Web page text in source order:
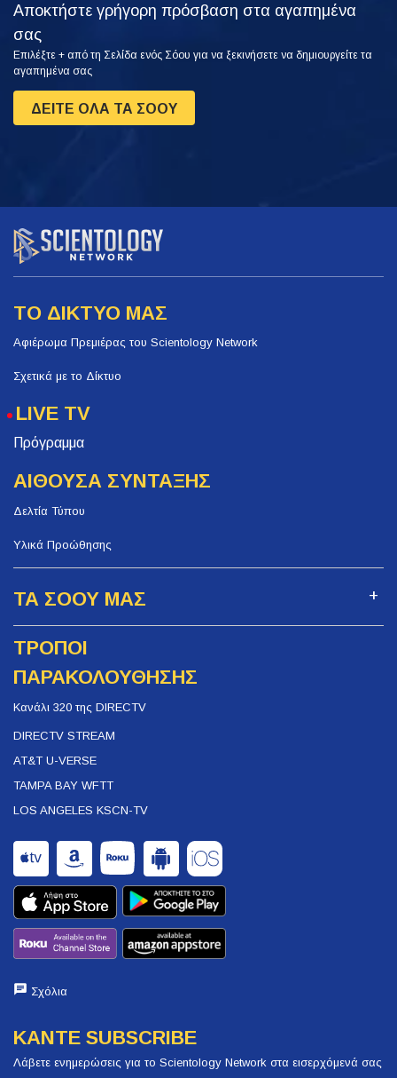
Αποκτήστε γρήγορη πρόσβαση στα αγαπημένα
σας
Επιλέξτε + από τη Σελίδα ενός Σόου για να ξεκινήσετε να δημιουργείτε τα
αγαπημένα σας
ΔΕΙΤΕ ΟΛΑ ΤΑ ΣΟΟΥ
ΤΟ ΔΙΚΤΥΟ ΜΑΣ
Αφιέρωμα Πρεμιέρας του Scientology Network
Σχετικά με το Δίκτυο
LIVE TV
Πρόγραμμα
ΑΙΘΟΥΣΑ ΣΥΝΤΑΞΗΣ
Δελτία Τύπου
Υλικά Προώθησης
ΤΑ ΣΟΟΥ ΜΑΣ
ΤΡΟΠΟΙ
ΠΑΡΑΚΟΛΟΥΘΗΣΗΣ
Κανάλι 320 της DIRECTV
DIRECTV STREAM
AT&T U-VERSE
TAMPA BAY WFTT
LOS ANGELES KSCN-TV
Σχόλια
ΚΑΝΤΕ SUBSCRIBE
Λάβετε ενημερώσεις για το Scientology Network στα εισερχόμενά σας